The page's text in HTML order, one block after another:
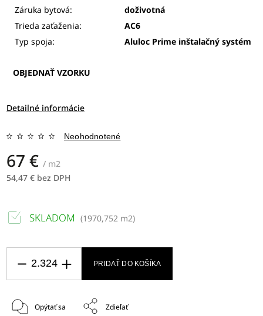
Záruka bytová:
doživotná
Trieda zaťaženia:
AC6
Typ spoja:
Aluloc Prime inštalačný systém
OBJEDNAŤ VZORKU
Detailné informácie
Neohodnotené
67 € / m2
54,47 € bez DPH
SKLADOM (1970,752 m2)
PRIDAŤ DO KOŠÍKA
Opýtať sa Zdieľať